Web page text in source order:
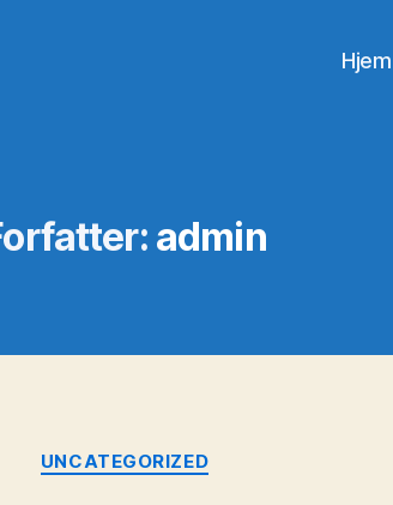
Hjem
admin
Kategorier
UNCATEGORIZED